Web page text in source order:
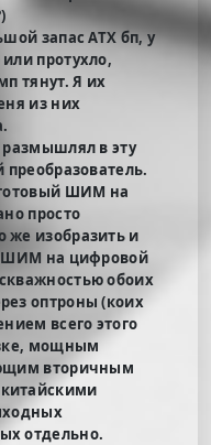
запас ATX бп, у
протухло,
тянут. Я их
из них
размышлял в эту
преобразователь.
ШИМ на
просто
изобразить и
ШИМ на цифровой
обоих
оптроны (коих
всего этого
мощным
вторичным
отдельно.